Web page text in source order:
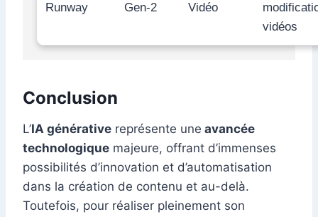
Runway Gen-2 Vidéo
vidéos
Conclusion
L’IA générative représente une avancée
technologique majeure, offrant d’immenses
possibilités d’innovation et d’automatisation
dans la création de contenu et au-delà.
Toutefois, pour réaliser pleinement son